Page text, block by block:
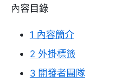
內容目錄
1 內容簡介
2 外掛標籤
3 開發者團隊